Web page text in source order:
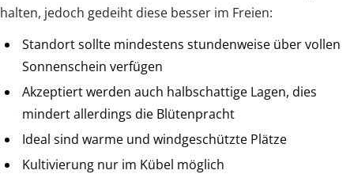
halten, jedoch gedeiht diese besser im Freien:
Standort sollte mindestens stundenweise über vollen
Sonnenschein verfügen
Akzeptiert werden auch halbschattige Lagen, dies
mindert allerdings die Blütenpracht
Ideal sind warme und windgeschützte Plätze
Kultivierung nur im Kübel möglich